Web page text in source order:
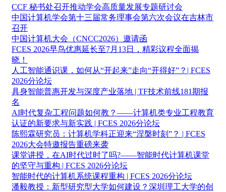
CCF 秘书处召开推动学会高质量发展专题研讨会
中国计算机学会第十三届常务理事会第六次会议在吉林市
召开
中国计算机大会（CNCC2026）邀请函
FCES 2026早鸟优惠延长至7月13日，精彩议程全面揭
晓！
人工智能通识课，如何从“开起来”走向“开得好”？| FCES
2026分论坛
具身智能普惠开发与深度产业落地 | TF技术前线181期报
名
AI时代复杂工程问题如何教？——计算机类专业工程教育
认证的新要求与新实践 | FCES 2026分论坛
陈熙霖研究员：计算机学科正迎来“涅槃时刻”？ | FCES
2026大会特邀报告重磅来袭
课堂讲授，在AI时代过时了吗?——智能时代计算机课堂
的坚守与重构 | FCES 2026分论坛
智能时代的计算机系统课程重构 | FCES 2026分论坛
潘毅教授：新型研究型大学如何建设？深圳理工大学的创